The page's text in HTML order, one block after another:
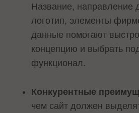
Название, направление
логотип, элементы
данные помогают
концепцию и выбрать
функционал.
Конкурентные
чем сайт должен